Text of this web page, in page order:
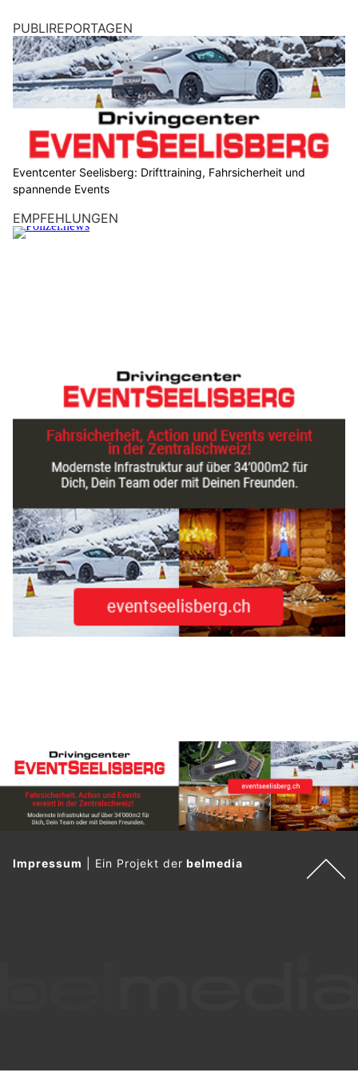
PUBLIREPORTAGEN
Eventcenter Seelisberg: Drifttraining, Fahrsicherheit und
spannende Events
EMPFEHLUNGEN
Impressum Ein Projekt derbelmedia